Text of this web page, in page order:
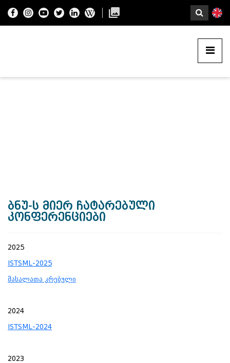
ბნუ-ს მიერ ჩატარებული
კონფერენციები
2025
ISTSML-2025
მასალათა კრებული
2024
ISTSML-2024
2023